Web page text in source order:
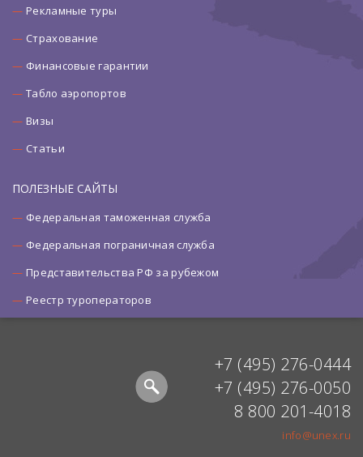
Рекламные туры
Страхование
Финансовые гарантии
Табло аэропортов
Визы
Статьи
ПОЛЕЗНЫЕ САЙТЫ
Федеральная таможенная служба
Федеральная пограничная служба
Представительства РФ за рубежом
Реестр туроператоров
+7 (495) 276-0444
+7 (495) 276-0050
8 800 201-4018
info@unex.ru